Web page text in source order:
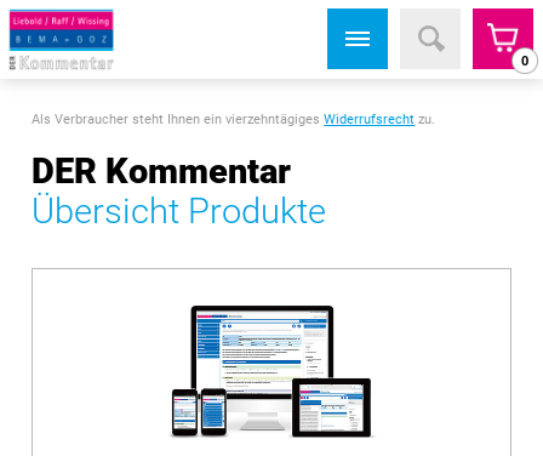
0
Als Verbraucher steht Ihnen ein vierzehntägigesWiderrufsrecht zu.
DER Kommentar
Übersicht Produkte